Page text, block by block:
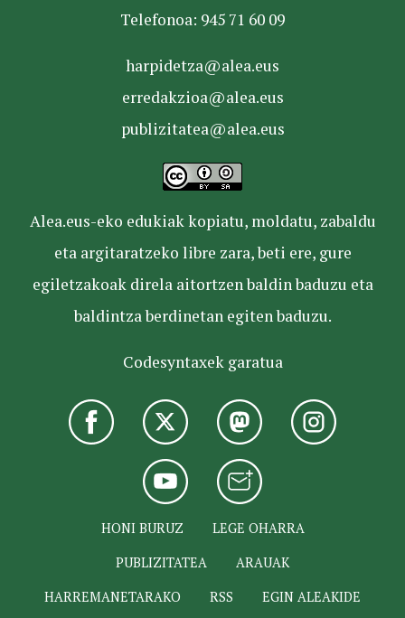
Telefonoa: 945 71 60 09
harpidetza@alea.eus
erredakzioa@alea.eus
publizitatea@alea.eus
Alea.eus-eko edukiak kopiatu, moldatu, zabaldu
eta argitaratzeko libre zara, beti ere, gure
egiletzakoak direla aitortzen baldin baduzu eta
baldintza berdinetan egiten baduzu.
Codesyntaxek garatua
HONI BURUZ
LEGE OHARRA
PUBLIZITATEA
ARAUAK
HARREMANETARAKO
RSS EGIN ALEAKIDE